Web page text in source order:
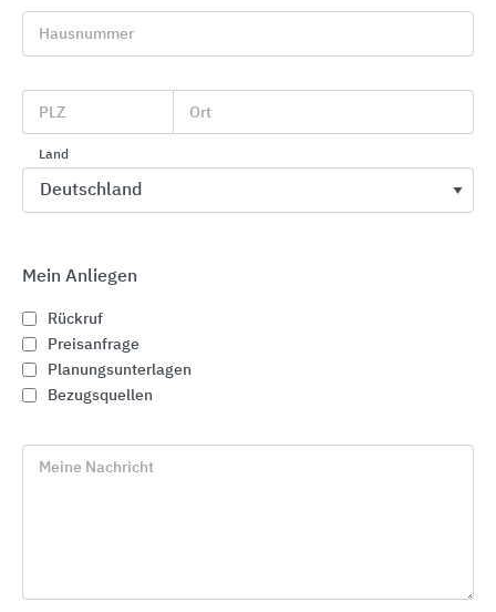
BEMM innovative Bad- und Raumwärmer
Hausnummer
PLZ Ort
Land
Mein Anliegen
Rückruf
Preisanfrage
Planungsunterlagen
Bezugsquellen
Meine Nachricht